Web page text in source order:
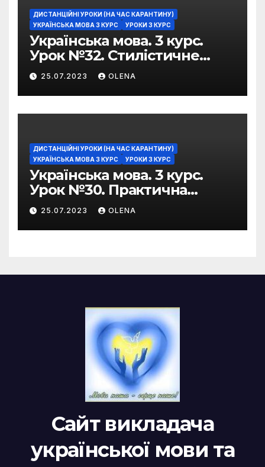
ДИСТАНЦІЙНІ УРОКИ (НА ЧАС КАРАНТИНУ)
УКРАЇНСЬКА МОВА 3 КУРС
УРОКИ 3 КУРС
Українська мова. 3 курс.
Урок №32. Стилістичне
забарвлення
фразеологізмів
25.07.2023 OLENA
ДИСТАНЦІЙНІ УРОКИ (НА ЧАС КАРАНТИНУ)
УКРАЇНСЬКА МОВА 3 КУРС
УРОКИ 3 КУРС
Українська мова. 3 курс.
Урок №30. Практична
риторика. Оцінювальні
жанри. Характеристика
25.07.2023 OLENA
Сайт викладача
української мови та